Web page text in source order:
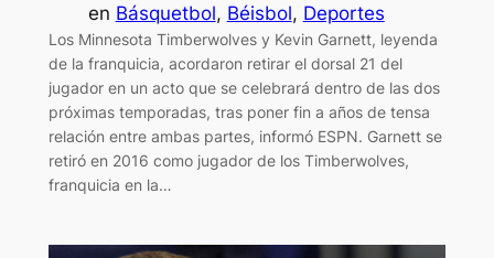
en Básquetbol, Béisbol, Deportes
Los Minnesota Timberwolves y Kevin Garnett, leyenda
de la franquicia, acordaron retirar el dorsal 21 del
jugador en un acto que se celebrará dentro de las dos
próximas temporadas, tras poner fin a años de tensa
relación entre ambas partes, informó ESPN. Garnett se
retiró en 2016 como jugador de los Timberwolves,
franquicia en la…